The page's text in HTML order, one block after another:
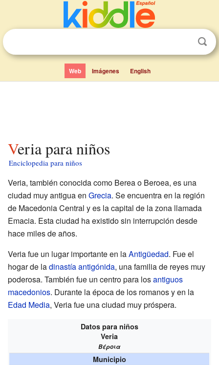
Web Imágenes English
Veria para niños
Enciclopedia para niños
Veria, también conocida como Berea o Beroea, es una
ciudad muy antigua en Grecia. Se encuentra en la región
de Macedonia Central y es la capital de la zona llamada
Emacia. Esta ciudad ha existido sin interrupción desde
hace miles de años.
Veria fue un lugar importante en laAntigüedad. Fue el
hogar de ladinastía antigónida, una familia de reyes muy
poderosa. También fue un centro para losantiguos
macedonios. Durante la época de los romanos y en la
Edad Media, Veria fue una ciudad muy próspera.
Datos para niños
Veria
Βέροια
Municipio